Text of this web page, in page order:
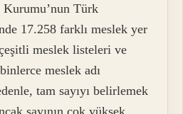
Türk
17.258 farklı meslek yer
meslek listeleri ve
meslek adı
tam sayıyı belirlemek
sayının çok yüksek